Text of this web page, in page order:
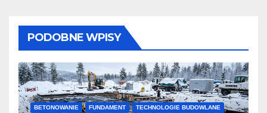
PODOBNE WPISY
BETONOWANIE FUNDAMENT TECHNOLOGIE BUDOWLANE